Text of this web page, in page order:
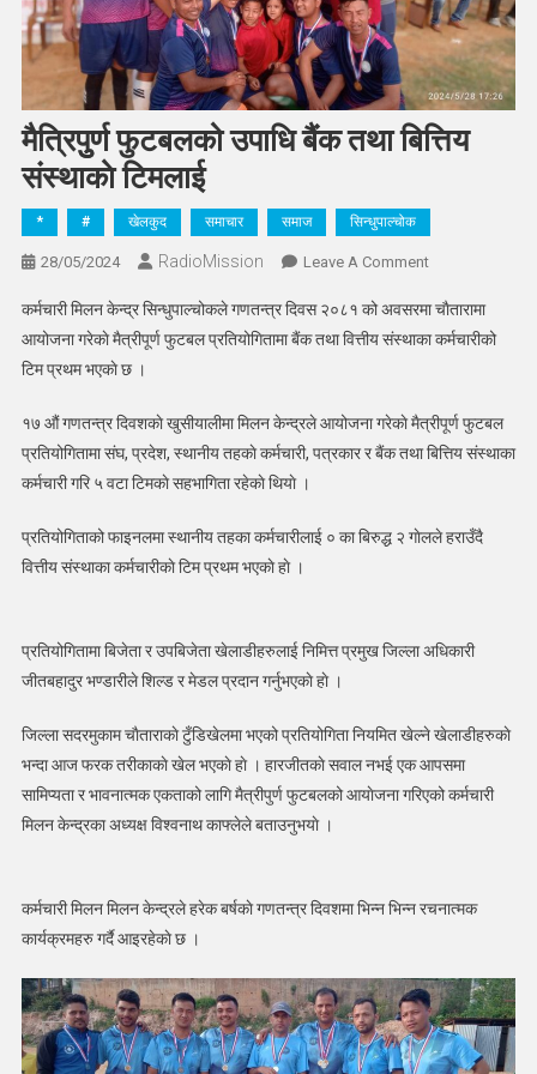
मैत्रिपुुर्ण फुटबलको उपाधि बैंक तथा बित्तिय
संस्थाकाे टिमलाई
* # खेलकुद समाचार समाज सिन्धुपाल्चोक
28/05/2024 RadioMission Leave A CommentOn
फुटबलको
उपाधि
बित्तिय
संस्थाकाे
कर्मचारी मिलन केन्द्र सिन्धुपाल्चोकले गणतन्त्र दिवस २०८१ को अवसरमा चाैतारामा
आयोजना गरेकाे मैत्रीपूर्ण फुटबल प्रतियोगितामा बैंक तथा वित्तीय संस्थाका कर्मचारीको
टिम प्रथम भएकाे छ ।
१७ औं गणतन्त्र दिवशकाे खुसीयालीमा मिलन केन्द्रले आयोजना गरेकाे मैत्रीपूर्ण फुटबल
प्रतियोगितामा संघ, प्रदेश, स्थानीय तहकाे कर्मचारी, पत्रकार र बैंक तथा बित्तिय संस्थाका
कर्मचारी गरि ५ वटा टिमकाे सहभागिता रहेकाे थियाे ।
प्रतियोगिताको फाइनलमा स्थानीय तहका कर्मचारीलाई ० का बिरुद्ध २ गाेलले हराउँदै
वित्तीय संस्थाका कर्मचारीकाे टिम प्रथम भएकाे हाे ।
प्रतियोगितामा बिजेता र उपबिजेता खेलाडीहरुलाई निमित्त प्रमुख जिल्ला अधिकारी
जीतबहादुर भण्डारीले शिल्ड र मेडल प्रदान गर्नुभएकाे हाे ।
जिल्ला सदरमुकाम चाैताराकाे टुँडिखेलमा भएको प्रतियोगिता नियमित खेल्ने खेलाडीहरुकाे
भन्दा आज फरक तरीकाकाे खेल भएकाे हाे । हारजीतकाे सवाल नभई एक आपसमा
सामिप्यता र भावनात्मक एकताको लागि मैत्रीपुर्ण फुटबलको आयाेजना गरिएको कर्मचारी
मिलन केन्द्रका अध्यक्ष विश्वनाथ काफ्लेले बताउनुभयाे ।
कर्मचारी मिलन मिलन केन्द्रले हरेक बर्षकाे गणतन्त्र दिवशमा भिन्न भिन्न रचनात्मक
कार्यक्रमहरु गर्दै आइरहेकाे छ ।